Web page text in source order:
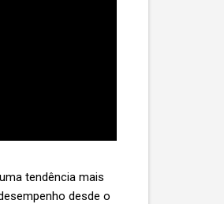
tendência mais
desde o